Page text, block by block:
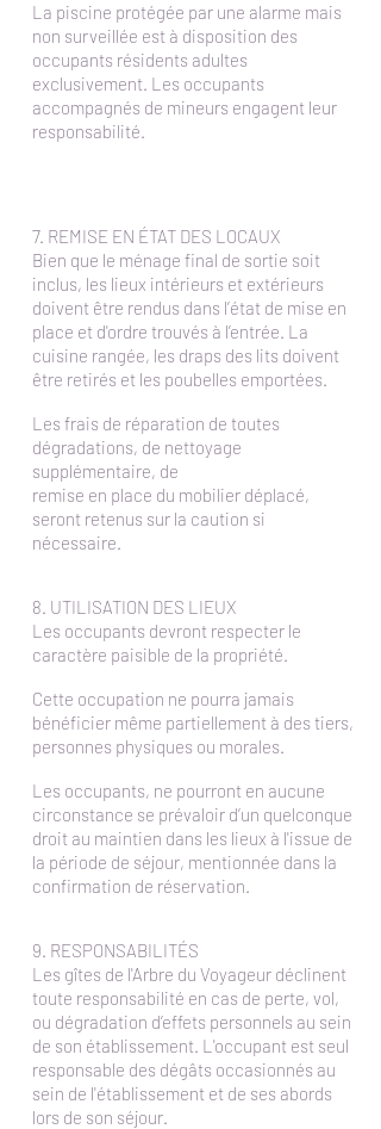
La piscine protégée par une alarme mais
non surveillée est à disposition des
occupants résidents adultes
exclusivement. Les occupants
accompagnés de mineurs engagent leur
responsabilité.
7. REMISE EN ÉTAT DES LOCAUX
Bien que le ménage final de sortie soit
inclus, les lieux intérieurs et extérieurs
doivent être rendus dans l’état de mise en
place et d'ordre trouvés à l’entrée. La
cuisine rangée, les draps des lits doivent
être retirés et les poubelles emportées.
Les frais de réparation de toutes
dégradations, de nettoyage
supplémentaire, de
remise en place du mobilier déplacé,
seront retenus sur la caution si
nécessaire.
8. UTILISATION DES LIEUX
Les occupants devront respecter le
caractère paisible de la propriété.
Cette occupation ne pourra jamais
bénéficier même partiellement à des tiers,
personnes physiques ou morales.
Les occupants, ne pourront en aucune
circonstance se prévaloir d’un quelconque
droit au maintien dans les lieux à l'issue de
la période de séjour, mentionnée dans la
confirmation de réservation.
9. RESPONSABILITÉS
Les gîtes de l'Arbre du Voyageur déclinent
toute responsabilité en cas de perte, vol,
ou dégradation d’effets personnels au sein
de son établissement. L'occupant est seul
responsable des dégâts occasionnés au
sein de l'établissement et de ses abords
lors de son séjour.